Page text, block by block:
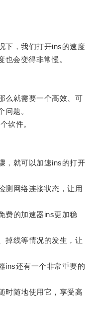
，我们打开ins的速度
会变得非常慢。
就需要一个高效、可
问题。
软件。
就可以加速ins的打开
网络连接状态，让用
的加速器ins更加稳
线等情况的发生，让
还有一个非常重要的
随地使用它，享受高